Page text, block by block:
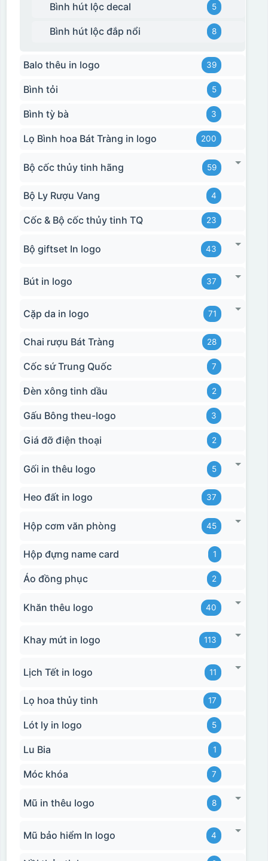
Bình hút lộc decal 5
Bình hút lộc đắp nổi 8
Balo thêu in logo 39
Bình tỏi 5
Bình tỳ bà 3
Lọ Bình hoa Bát Tràng in logo 200
Bộ cốc thủy tinh hãng 59
Bộ Ly Rượu Vang 4
Cốc & Bộ cốc thủy tinh TQ 23
Bộ giftset In logo 43
Bút in logo 37
Cặp da in logo 71
Chai rượu Bát Tràng 28
Cốc sứ Trung Quốc 7
Đèn xông tinh dầu 2
Gấu Bông theu-logo 3
Giá đỡ điện thoại 2
Gối in thêu logo 5
Heo đất in logo 37
Hộp cơm văn phòng 45
Hộp đựng name card 1
Áo đồng phục 2
Khăn thêu logo 40
Khay mứt in logo 113
Lịch Tết in logo 11
Lọ hoa thủy tinh 17
Lót ly in logo 5
Lu Bia 1
Móc khóa 7
Mũ in thêu logo 8
Mũ bảo hiểm In logo 4